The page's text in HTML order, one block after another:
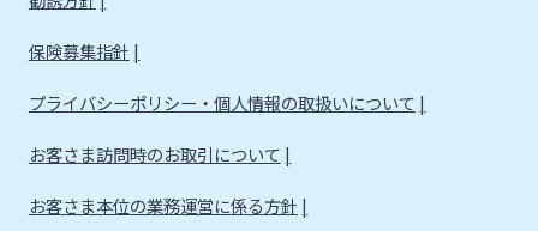
保険募集指針
プライバシーポリシー・個人情報の取扱いについて
お客さま訪問時のお取引について
お客さま本位の業務運営に係る方針